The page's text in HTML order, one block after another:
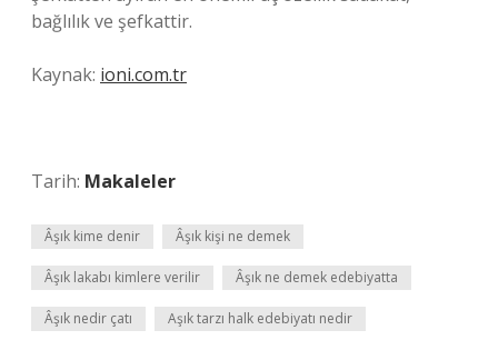
bağlılık ve şefkattir.
Kaynak: ioni.com.tr
Tarih: Makaleler
Âşık kime denir Âşık kişi ne demek
Âşık lakabı kimlere verilir Âşık ne demek edebiyatta
Âşık nedir çatı Aşık tarzı halk edebiyatı nedir